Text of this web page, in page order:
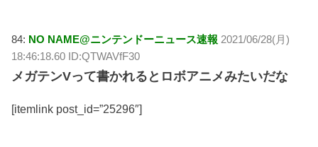
84: NO NAME@ニンテンドーニュース速報 2021/06/28(月)
18:46:18.60 ID:QTWAVfF30
メガテンVって書かれるとロボアニメみたいだな
[itemlink post_id=”25296″]